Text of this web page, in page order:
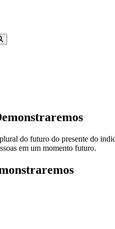
do futuro do presente do
em um momento futuro.